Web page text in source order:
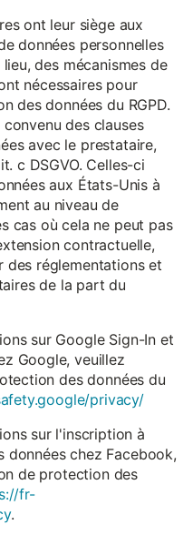
ont leur siège aux
données personnelles
des mécanismes de
nécessaires pour
des données du RGPD.
des clauses
avec le prestataire,
c DSGVO. Celles-ci
aux États-Unis à
au niveau de
cas où cela ne peut pas
contractuelle,
des réglementations et
de la part du
sur Google Sign-In et
Google, veuillez
des données du
privacy/
sur l'inscription à
chez Facebook,
de protection des
fr-
.